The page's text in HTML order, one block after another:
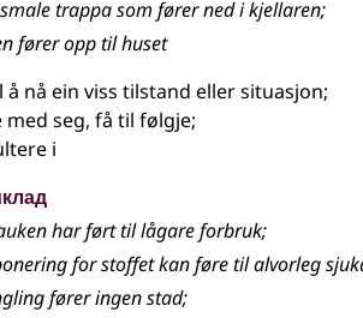
trappa som fører ned i kjellaren;
fører opp til huset
å nå ein viss tilstand eller situasjon;
med seg, få til følgje;
i
har ført til lågare forbruk;
for stoffet kan føre til alvorleg
fører ingen stad;